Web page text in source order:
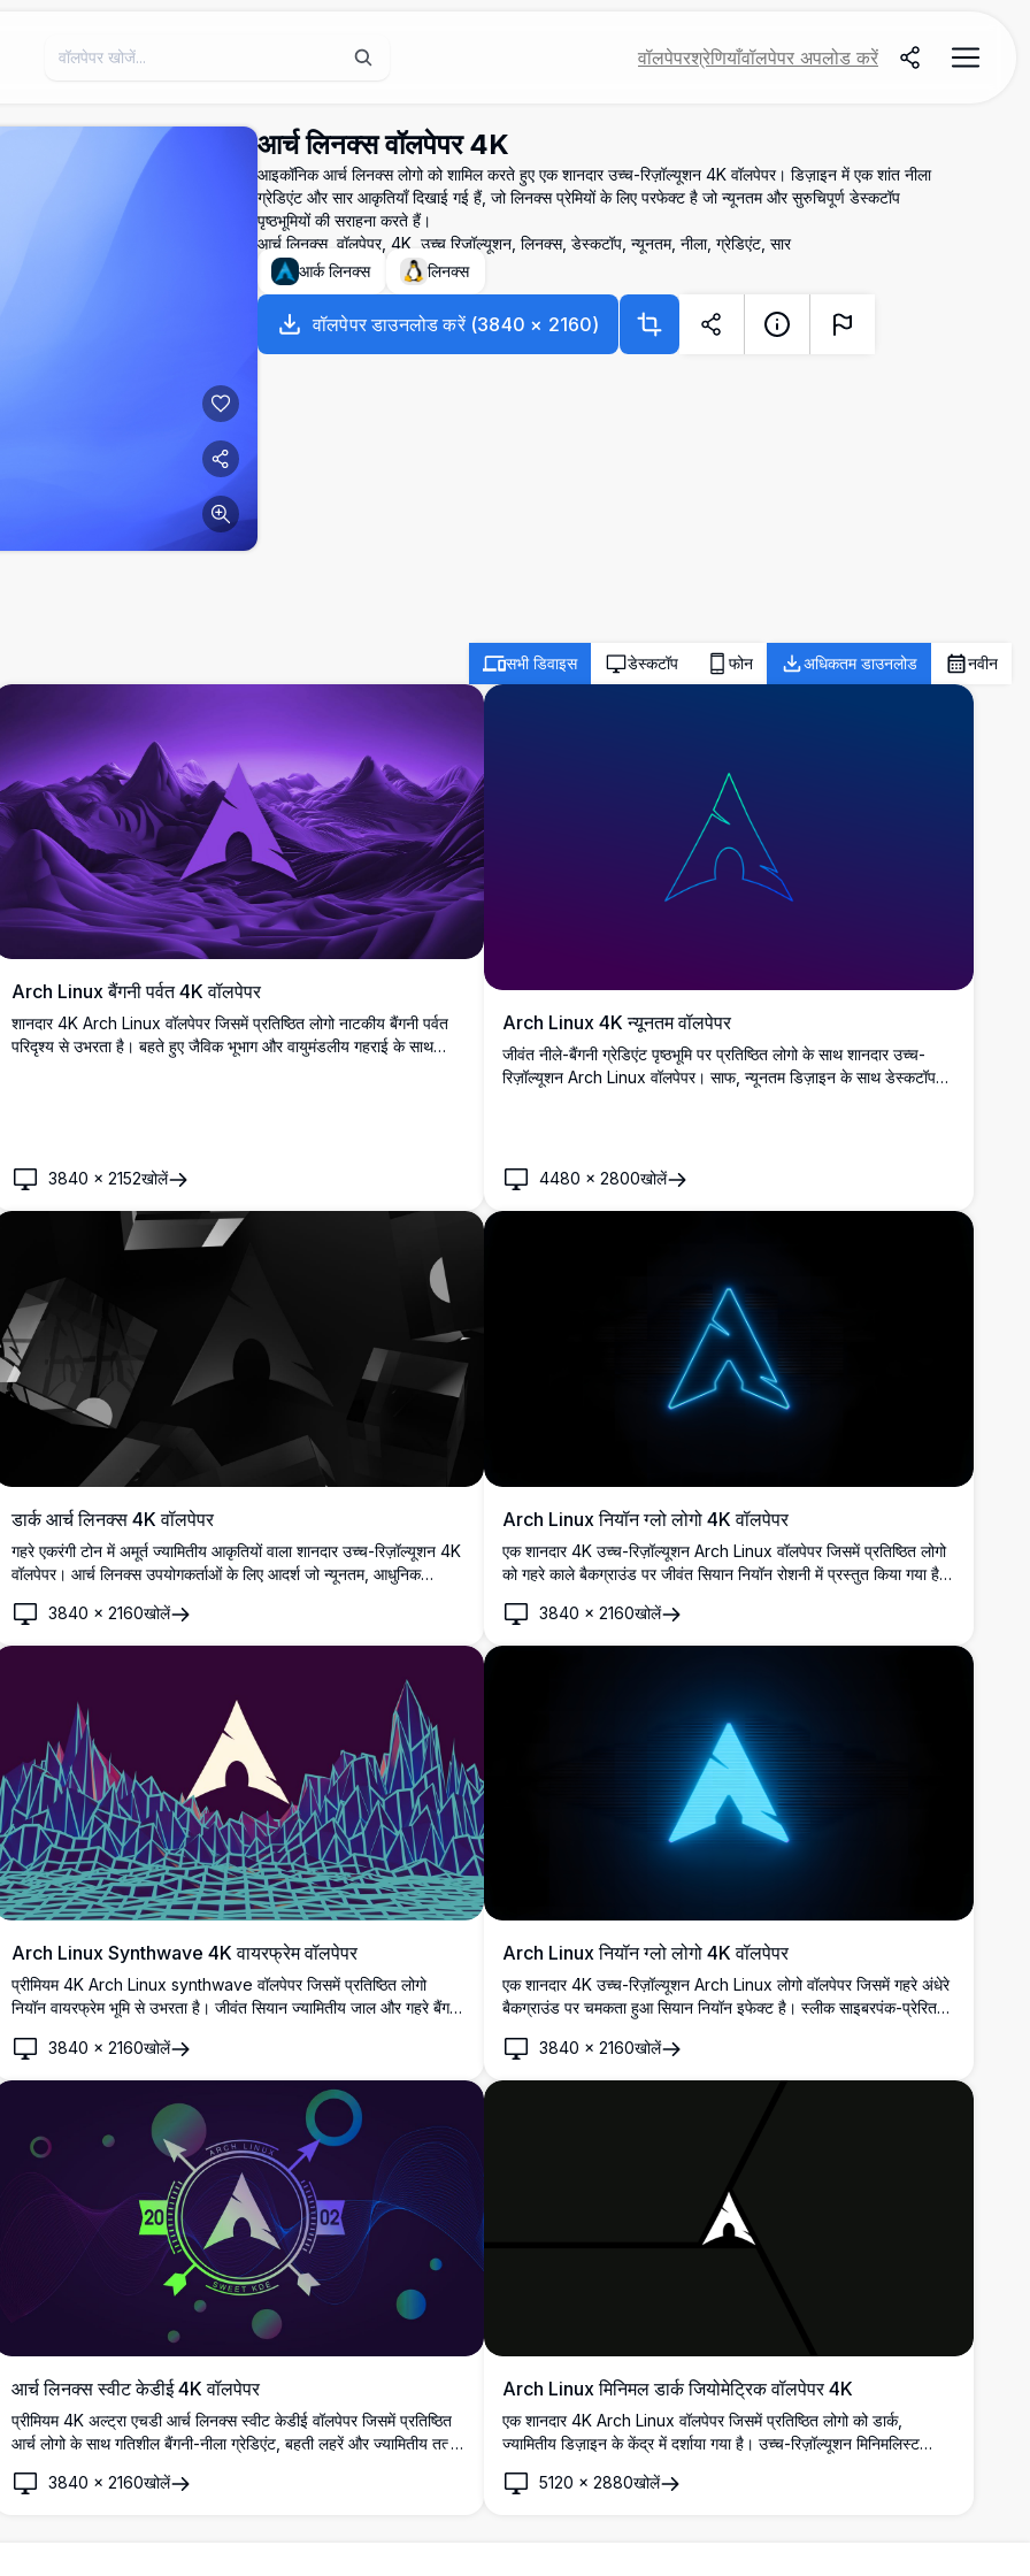
वॉलपेपरश्रेणियाँवॉलपेपर अपलोड करें
आर्च लिनक्स वॉलपेपर 4K
आइकॉनिक आर्च लिनक्स लोगो को शामिल करते हुए एक शानदार उच्च-रिज़ॉल्यूशन 4K वॉलपेपर। डिज़ाइन में एक शांत नीला
ग्रेडिएंट और सार आकृतियाँ दिखाई गई हैं, जो लिनक्स प्रेमियों के लिए परफेक्ट है जो न्यूनतम और सुरुचिपूर्ण डेस्कटॉप
पृष्ठभूमियों की सराहना करते हैं।
आर्च लिनक्स, वॉलपेपर, 4K, उच्च रिज़ॉल्यूशन, लिनक्स, डेस्कटॉप, न्यूनतम, नीला, ग्रेडिएंट, सार
आर्क लिनक्स
लिनक्स
वॉलपेपर डाउनलोड करें(3840 × 2160)
सभी डिवाइस डेस्कटॉप फोन अधिकतम डाउनलोड नवीन
Arch Linux बैंगनी पर्वत 4K वॉलपेपर
शानदार 4K Arch Linux वॉलपेपर जिसमें प्रतिष्ठित लोगो नाटकीय बैंगनी पर्वत
परिदृश्य से उभरता है। बहते हुए जैविक भूभाग और वायुमंडलीय गहराई के साथ
3840 ×2152खोलें
Arch Linux 4K न्यूनतम वॉलपेपर
जीवंत नीले-बैंगनी ग्रेडिएंट पृष्ठभूमि पर प्रतिष्ठित लोगो के साथ शानदार उच्च-
रिज़ॉल्यूशन Arch Linux वॉलपेपर। साफ, न्यूनतम डिज़ाइन के साथ डेस्कटॉप
4480 × 2800खोलें
डार्क आर्च लिनक्स 4K वॉलपेपर
गहरे एकरंगी टोन में अमूर्त ज्यामितीय आकृतियों वाला शानदार उच्च-रिज़ॉल्यूशन 4K
वॉलपेपर। आर्च लिनक्स उपयोगकर्ताओं के लिए आदर्श जो न्यूनतम, आधुनिक
किसी भी डार्क थीम सेटअप के साथ पूर्ण तालमेल बिठाते हैं।
3840 ×2160खोलें
Arch Linux नियॉन ग्लो लोगो 4K वॉलपेपर
एक शानदार 4K उच्च-रिज़ॉल्यूशन Arch Linux वॉलपेपर जिसमें प्रतिष्ठित लोगो
को गहरे काले बैकग्राउंड पर जीवंत सियान नियॉन रोशनी में प्रस्तुत किया गया है,
3840 × 2160खोलें
Arch Linux Synthwave 4K वायरफ्रेम वॉलपेपर
प्रीमियम 4K Arch Linux synthwave वॉलपेपर जिसमें प्रतिष्ठित लोगो
नियॉन वायरफ्रेम भूमि से उभरता है। जीवंत सियान ज्यामितीय जाल और गहरे बैंगनी
लिए प्रामाणिक 80 के दशक का सौंदर्य प्रदान करता है।
3840 ×2160खोलें
Arch Linux नियॉन ग्लो लोगो 4K वॉलपेपर
एक शानदार 4K उच्च-रिज़ॉल्यूशन Arch Linux लोगो वॉलपेपर जिसमें गहरे अंधेरे
बैकग्राउंड पर चमकता हुआ सियान नियॉन इफेक्ट है। स्लीक साइबरपंक-प्रेरित
3840 × 2160खोलें
आर्च लिनक्स स्वीट केडीई 4K वॉलपेपर
प्रीमियम 4K अल्ट्रा एचडी आर्च लिनक्स स्वीट केडीई वॉलपेपर जिसमें प्रतिष्ठित
आर्च लोगो के साथ गतिशील बैंगनी-नीला ग्रेडिएंट, बहती लहरें और ज्यामितीय तत्व
रिज़ॉल्यूशन डेस्कटॉप बैकग्राउंड।
3840 ×2160खोलें
Arch Linux मिनिमल डार्क जियोमेट्रिक वॉलपेपर 4K
एक शानदार 4K Arch Linux वॉलपेपर जिसमें प्रतिष्ठित लोगो को डार्क,
ज्यामितीय डिज़ाइन के केंद्र में दर्शाया गया है। उच्च-रिज़ॉल्यूशन मिनिमलिस्ट
सौंदर्य बनाया गया है।
5120 × 2880खोलें